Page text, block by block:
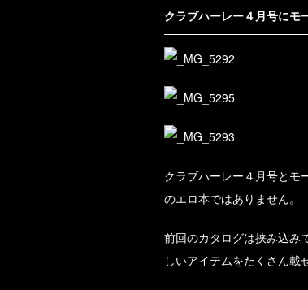
クラブハーレー４月号にモ
クラブハーレー４月号とモ
のエロ本ではありません。
前回のカタログは挟み込み
しいアイテムをたくさん載